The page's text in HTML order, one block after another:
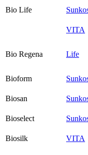
Bio Life
VITA
Bio Regena Life
Bioform
Biosan
Bioselect
Biosilk
VITA